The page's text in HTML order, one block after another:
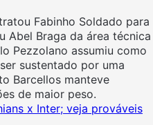
Fabinho Soldado para
Abel Braga da área técnica
Pezzolano assumiu como
sustentado por uma
Barcellos manteve
de maior peso.
x Inter; veja prováveis